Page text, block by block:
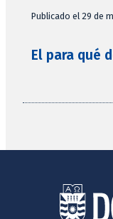
Publicado el 29 de
El para qué